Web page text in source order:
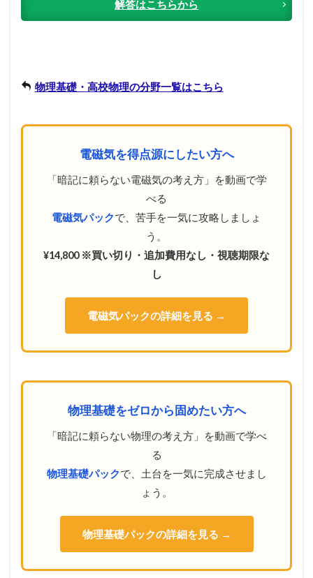
解答はこちらから
物理基礎・高校物理の分野一覧はこちら
電磁気を得点源にしたい方へ
「暗記に頼らない電磁気の考え方」を動画で学
べる
電磁気パックで、苦手を一気に攻略しましょ
う。
¥14,800 ※買い切り・追加費用なし・視聴期限な
し
電磁気パックの詳細を見る →
物理基礎をゼロから固めたい方へ
「暗記に頼らない物理の考え方」を動画で学べ
る
物理基礎パックで、土台を一気に完成させまし
ょう。
物理基礎パックの詳細を見る →